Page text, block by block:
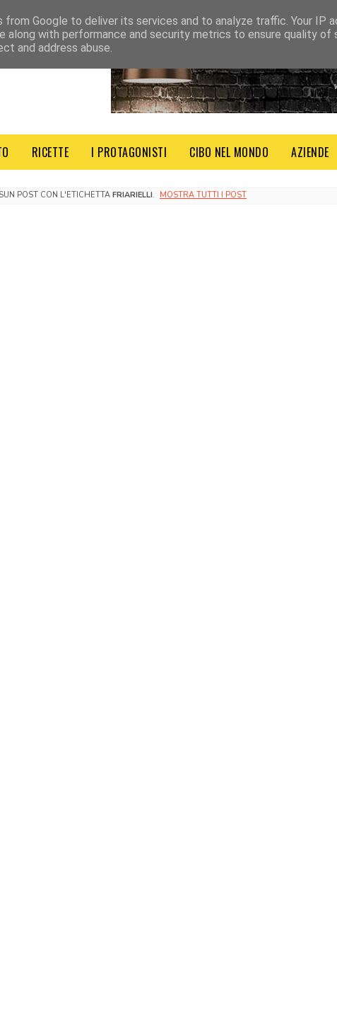
NOTE LEGALI
RICETTE I PROTAGONISTI CIBO NEL MONDO AZIENDE
POST CON L'ETICHETTA FRIARIELLI. MOSTRA TUTTI I POST
from Google to deliver its services and to analyze traffic. Your IP
along with performance and security metrics to ensure quality of
and address abuse.